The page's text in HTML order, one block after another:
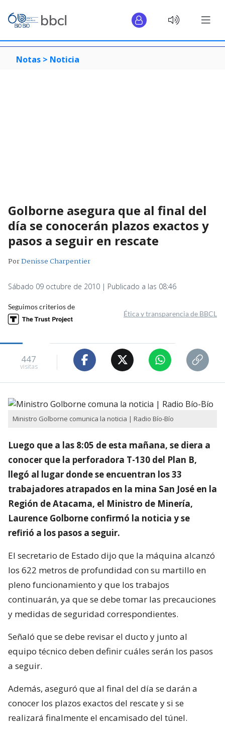
Notas > Noticia
Golborne asegura que al final del
día se conocerán plazos exactos y
pasos a seguir en rescate
PorDenisse Charpentier
Sábado 09 octubre de 2010 | Publicado a las 08:46
Seguimos criterios de
Ética y transparencia de BBCL
447
visitas
Ministro Golborne comunica la noticia | Radio Bío-Bío
Luego que a las 8:05 de esta mañana, se diera a
conocer que la perforadora T-130 del Plan B,
llegó al lugar donde se encuentran los 33
trabajadores atrapados en la mina San José en la
Región de Atacama, el Ministro de Minería,
Laurence Golborne confirmó la noticia y se
refirió a los pasos a seguir.
El secretario de Estado dijo que la máquina alcanzó
los 622 metros de profundidad con su martillo en
pleno funcionamiento y que los trabajos
continuarán, ya que se debe tomar las precauciones
y medidas de seguridad correspondientes.
Señaló que se debe revisar el ducto y junto al
equipo técnico deben definir cuáles serán los pasos
a seguir.
Además, aseguró que al final del día se darán a
conocer los plazos exactos del rescate y si se
realizará finalmente el encamisado del túnel.